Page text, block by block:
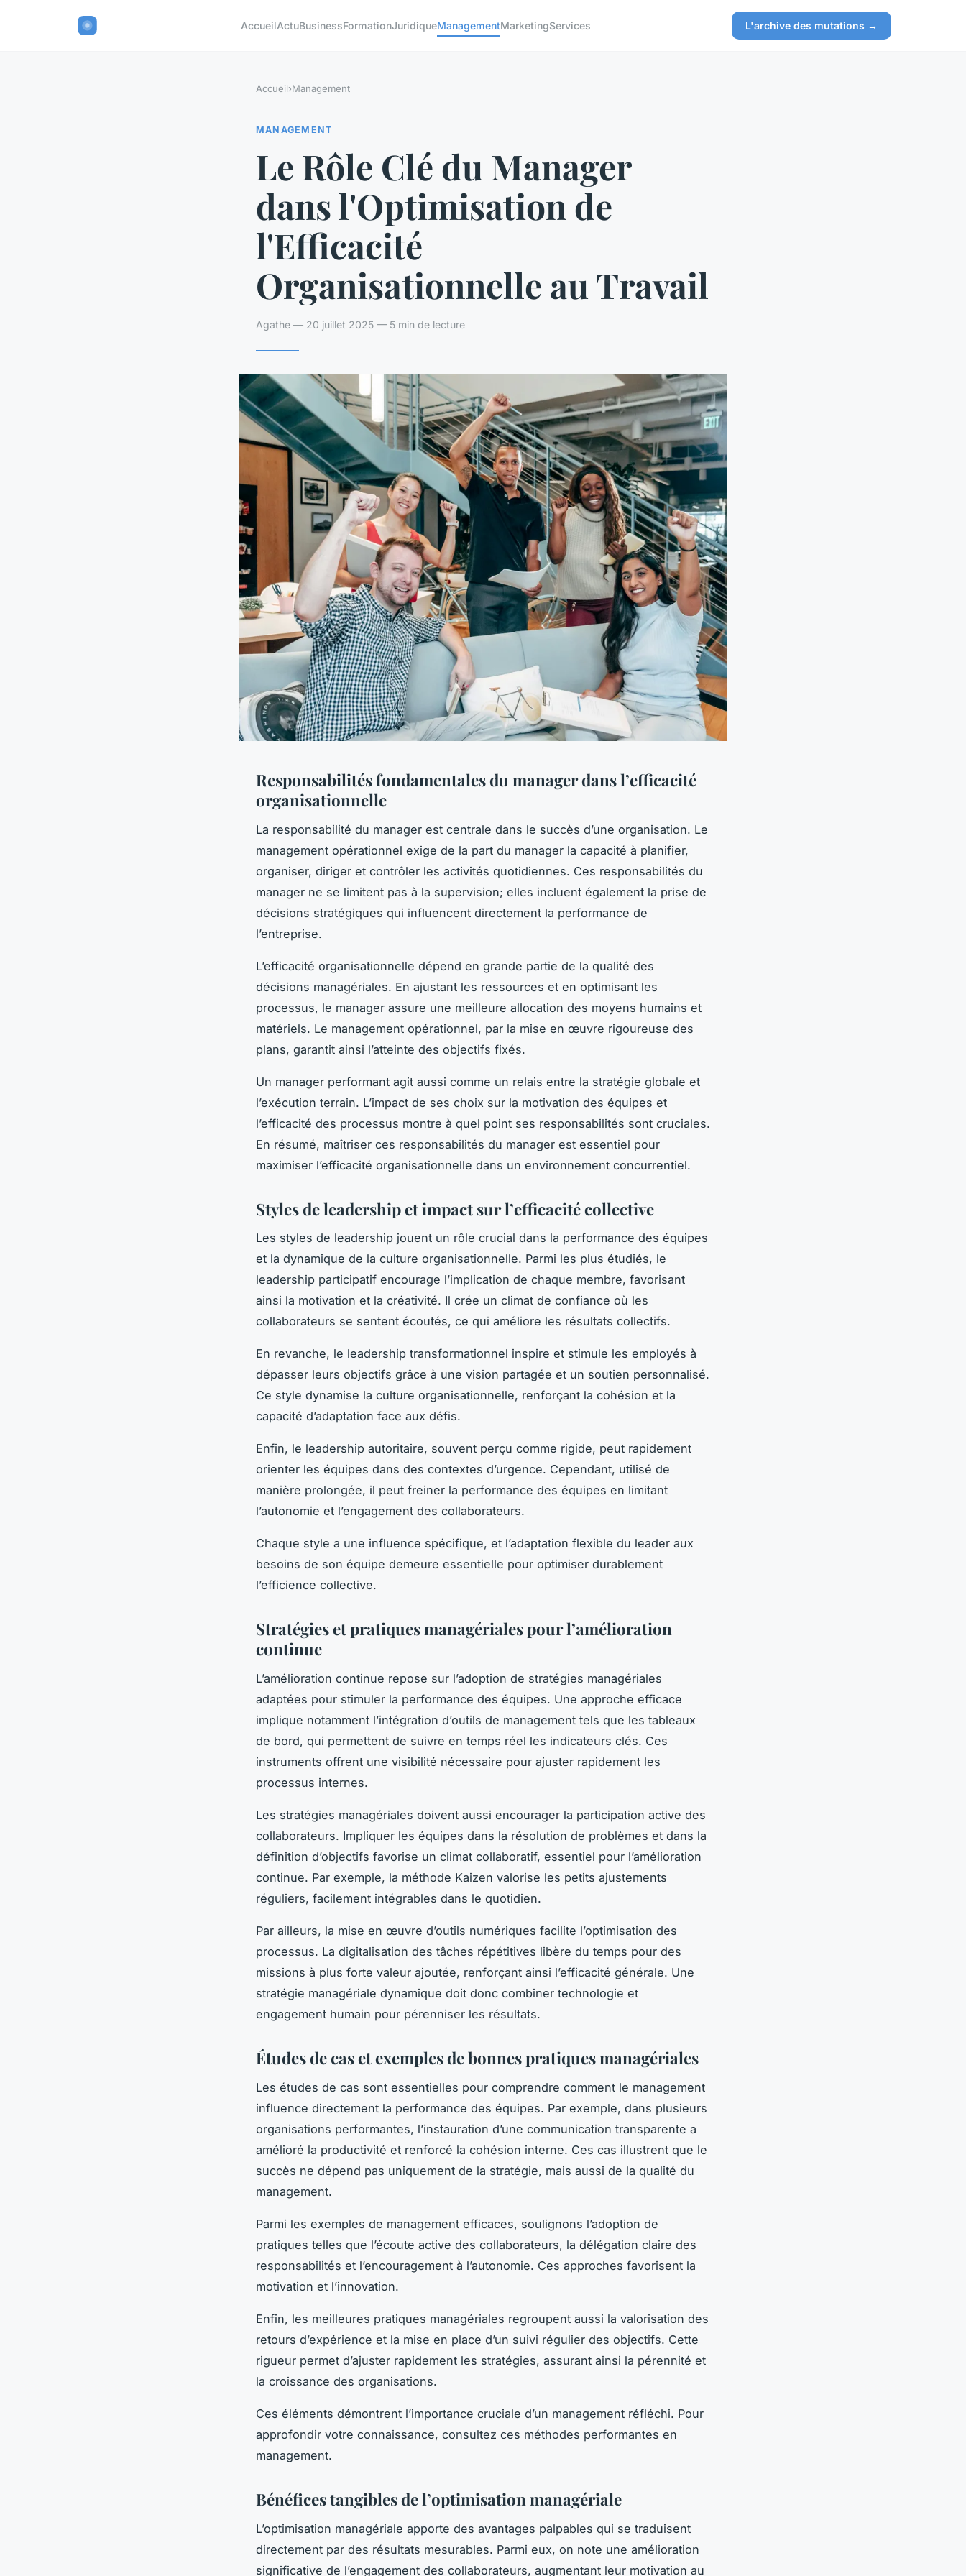
AccueilActuBusinessFormationJuridiqueManagementMarketingServices L'archive des mutations →
Accueil›Management
MANAGEMENT
Le Rôle Clé du Manager
dans l'Optimisation de
l'Efficacité
Organisationnelle au Travail
Agathe — 20 juillet 2025 — 5 min de lecture
Responsabilités fondamentales du manager dans l’efficacité
organisationnelle
La responsabilité du manager est centrale dans le succès d’une organisation. Le
management opérationnel exige de la part du manager la capacité à planifier,
organiser, diriger et contrôler les activités quotidiennes. Ces responsabilités du
manager ne se limitent pas à la supervision; elles incluent également la prise de
décisions stratégiques qui influencent directement la performance de
l’entreprise.
L’efficacité organisationnelle dépend en grande partie de la qualité des
décisions managériales. En ajustant les ressources et en optimisant les
processus, le manager assure une meilleure allocation des moyens humains et
matériels. Le management opérationnel, par la mise en œuvre rigoureuse des
plans, garantit ainsi l’atteinte des objectifs fixés.
Un manager performant agit aussi comme un relais entre la stratégie globale et
l’exécution terrain. L’impact de ses choix sur la motivation des équipes et
l’efficacité des processus montre à quel point ses responsabilités sont cruciales.
En résumé, maîtriser ces responsabilités du manager est essentiel pour
maximiser l’efficacité organisationnelle dans un environnement concurrentiel.
Styles de leadership et impact sur l’efficacité collective
Les styles de leadership jouent un rôle crucial dans la performance des équipes
et la dynamique de la culture organisationnelle. Parmi les plus étudiés, le
leadership participatif encourage l’implication de chaque membre, favorisant
ainsi la motivation et la créativité. Il crée un climat de confiance où les
collaborateurs se sentent écoutés, ce qui améliore les résultats collectifs.
En revanche, le leadership transformationnel inspire et stimule les employés à
dépasser leurs objectifs grâce à une vision partagée et un soutien personnalisé.
Ce style dynamise la culture organisationnelle, renforçant la cohésion et la
capacité d’adaptation face aux défis.
Enfin, le leadership autoritaire, souvent perçu comme rigide, peut rapidement
orienter les équipes dans des contextes d’urgence. Cependant, utilisé de
manière prolongée, il peut freiner la performance des équipes en limitant
l’autonomie et l’engagement des collaborateurs.
Chaque style a une influence spécifique, et l’adaptation flexible du leader aux
besoins de son équipe demeure essentielle pour optimiser durablement
l’efficience collective.
Stratégies et pratiques managériales pour l’amélioration
continue
L’amélioration continue repose sur l’adoption de stratégies managériales
adaptées pour stimuler la performance des équipes. Une approche efficace
implique notamment l’intégration d’outils de management tels que les tableaux
de bord, qui permettent de suivre en temps réel les indicateurs clés. Ces
instruments offrent une visibilité nécessaire pour ajuster rapidement les
processus internes.
Les stratégies managériales doivent aussi encourager la participation active des
collaborateurs. Impliquer les équipes dans la résolution de problèmes et dans la
définition d’objectifs favorise un climat collaboratif, essentiel pour l’amélioration
continue. Par exemple, la méthode Kaizen valorise les petits ajustements
réguliers, facilement intégrables dans le quotidien.
Par ailleurs, la mise en œuvre d’outils numériques facilite l’optimisation des
processus. La digitalisation des tâches répétitives libère du temps pour des
missions à plus forte valeur ajoutée, renforçant ainsi l’efficacité générale. Une
stratégie managériale dynamique doit donc combiner technologie et
engagement humain pour pérenniser les résultats.
Études de cas et exemples de bonnes pratiques managériales
Les études de cas sont essentielles pour comprendre comment le management
influence directement la performance des équipes. Par exemple, dans plusieurs
organisations performantes, l’instauration d’une communication transparente a
amélioré la productivité et renforcé la cohésion interne. Ces cas illustrent que le
succès ne dépend pas uniquement de la stratégie, mais aussi de la qualité du
management.
Parmi les exemples de management efficaces, soulignons l’adoption de
pratiques telles que l’écoute active des collaborateurs, la délégation claire des
responsabilités et l’encouragement à l’autonomie. Ces approches favorisent la
motivation et l’innovation.
Enfin, les meilleures pratiques managériales regroupent aussi la valorisation des
retours d’expérience et la mise en place d’un suivi régulier des objectifs. Cette
rigueur permet d’ajuster rapidement les stratégies, assurant ainsi la pérennité et
la croissance des organisations.
Ces éléments démontrent l’importance cruciale d’un management réfléchi. Pour
approfondir votre connaissance, consultez ces méthodes performantes en
management.
Bénéfices tangibles de l’optimisation managériale
L’optimisation managériale apporte des avantages palpables qui se traduisent
directement par des résultats mesurables. Parmi eux, on note une amélioration
significative de l’engagement des collaborateurs, augmentant leur motivation au